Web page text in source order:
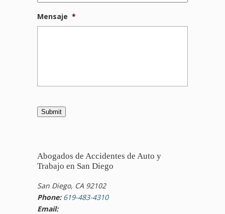
Mensaje *
Submit
Abogados de Accidentes de Auto y
Trabajo en San Diego
San Diego, CA 92102
Phone: 619-483-4310
Email: